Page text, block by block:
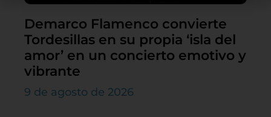
Demarco Flamenco convierte
Tordesillas en su propia ‘isla del
amor’ en un concierto emotivo y
vibrante
9 de agosto de 2026